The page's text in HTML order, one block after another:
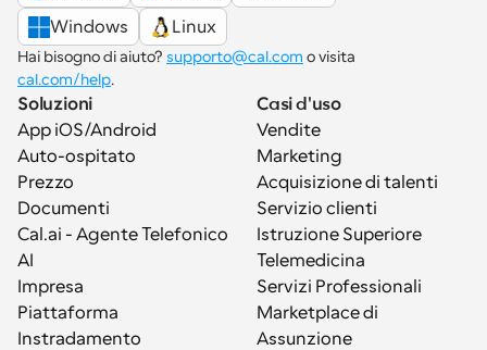
Windows
Linux
Hai bisogno di aiuto? supporto@cal.com
cal.com/help.
Soluzioni
App iOS/Android
Auto-ospitato
Prezzo
Documenti
Cal.ai - Agente Telefonico
AI
Impresa
Piattaforma
Instradamento
Casi d'uso
Vendite
Marketing
Acquisizione di talenti
Servizio clienti
Istruzione Superiore
Telemedicina
Servizi Professionali
Marketplace di
Assunzione